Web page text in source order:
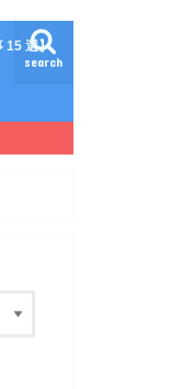
search
15 選】